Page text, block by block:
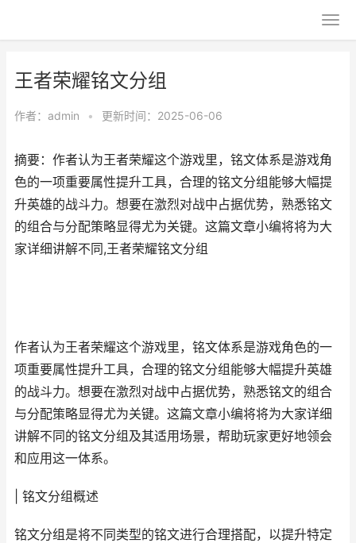
王者荣耀铭文分组
作者： admin • 更新时间：2025-06-06
摘要：作者认为王者荣耀这个游戏里，铭文体系是游戏角
色的一项重要属性提升工具，合理的铭文分组能够大幅提
升英雄的战斗力。想要在激烈对战中占据优势，熟悉铭文
的组合与分配策略显得尤为关键。这篇文章小编将将为大
家详细讲解不同,王者荣耀铭文分组
作者认为王者荣耀这个游戏里，铭文体系是游戏角色的一
项重要属性提升工具，合理的铭文分组能够大幅提升英雄
的战斗力。想要在激烈对战中占据优势，熟悉铭文的组合
与分配策略显得尤为关键。这篇文章小编将将为大家详细
讲解不同的铭文分组及其适用场景，帮助玩家更好地领会
和应用这一体系。
| 铭文分组概述
铭文分组是将不同类型的铭文进行合理搭配，以提升特定